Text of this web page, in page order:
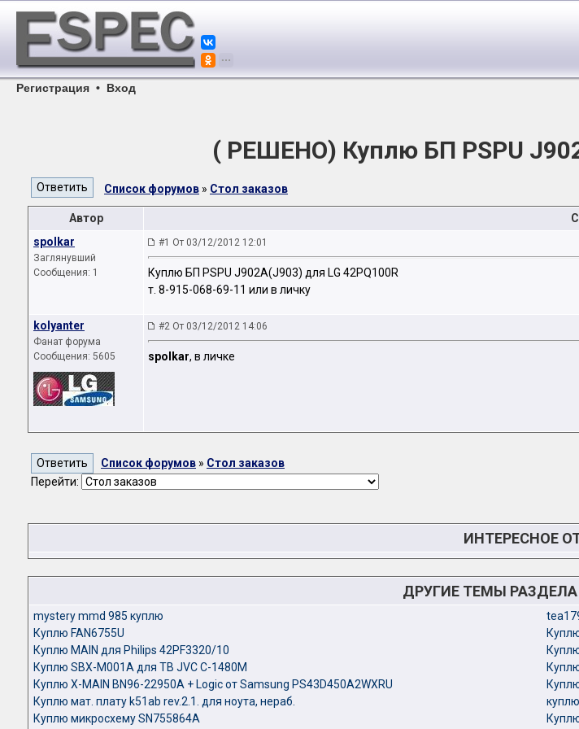
Регистрация • Вход
( РЕШЕНО) Куплю БП PSPU
Список форумов » Стол заказов
Автор
spolkar
Заглянувший
Сообщения: 1
#1 От 03/12/2012 12:01
Куплю БП PSPU J902A(J903) для LG 42PQ100R
т. 8-915-068-69-11 или в личку
kolyanter
Фанат форума
Сообщения: 5605
#2 От 03/12/2012 14:06
spolkar, в личке
Список форумов » Стол заказов
Перейти:
ИНТЕРЕСНОЕ ОТ
ДРУГИЕ ТЕМЫ РАЗДЕЛА
mystery mmd 985 куплю
Куплю FAN6755U
Куплю MAIN для Philips 42PF3320/10
Куплю SBX-M001A для ТВ JVC C-1480M
Куплю X-MAIN BN96-22950A + Logic от Samsung PS43D450A2WXRU
Куплю мат. плату k51ab rev.2.1. для ноута, нераб.
Куплю микросхему SN755864A